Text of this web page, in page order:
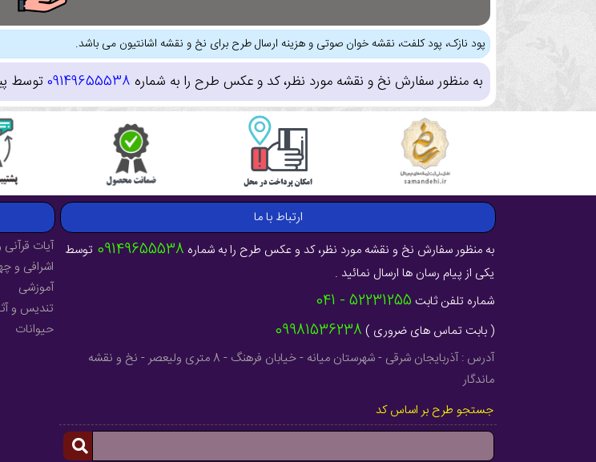
پود نازک، پود کلفت، نقشه خوان صوتی و هزینه ارسال طرح برای نخ و نقشه اشانتیون می باشد.
به منظور سفارش نخ و نقشه مورد نظر، کد و عکس طرح را به شماره 09149655538توسط
ارتباط با ما
به منظور سفارش نخ و نقشه مورد نظر، کد و عکس طرح را به شماره 09149655538 توسط
یکی از پیام رسان ها ارسال نمائید .
شماره تلفن ثابت 52231255 - 041
( بابت تماس های ضروری ) 09981536238
آدرس : آذربایجان شرقی - شهرستان میانه - خیابان فرهنگ - 8 متری ولیعصر - نخ و نقشه
ماندگار
جستجو طرح بر اساس کد
آیات
اشرافی و
آموزشی
تندیس و
حیوانات